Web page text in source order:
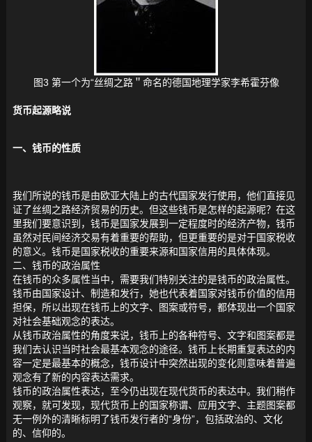
图3 第一个为“丝绸之路＂命名的德国地理学家李希霍芬像
货币起源略说
一、钱币的性质
我们所说的钱币是由欧亚大陆上的古代国家发行使用，他们直接见
证了丝绸之路经济贸易的历史。但这些钱币是怎样的起源呢？在这
里我们要意识到，钱币是国家发展到一定程度时的经济产物，钱币
虽然对民间经济交易有着重要的帮助，但更重要的是对于国家税收
的意义。钱币是国家税收的重要来源和国家信用的具体体现。
二、钱币的政治属性
在钱币的众多属性当中，需要我们特别关注的是钱币的政治属性。
钱币由国家设计、制造和发行，她也代表着国家对钱币价值的信用
担保，所以出现在钱币上的文字、图案或符号，都体现出一个国家
对社会基础观念的表达。
从钱币政治属性的角度来说，钱币上的各种符号、文字和图案都是
我们去认识当时社会最基本观念的途径。钱币上长期重复表达的内
容一定是最基本的概念，钱币设计中突然出现的变化则意味着普遍
观念有了新的内容表达需求。
钱币的政治属性表达，至今仍出现在现代货币的表达中。我们稍作
观察，就可发现，现代货币上的国家称谓、应用文字、主题图案都
无一例外的清晰标明了钱币发行者的“身份”，包括政治的、文化
的、信仰的。